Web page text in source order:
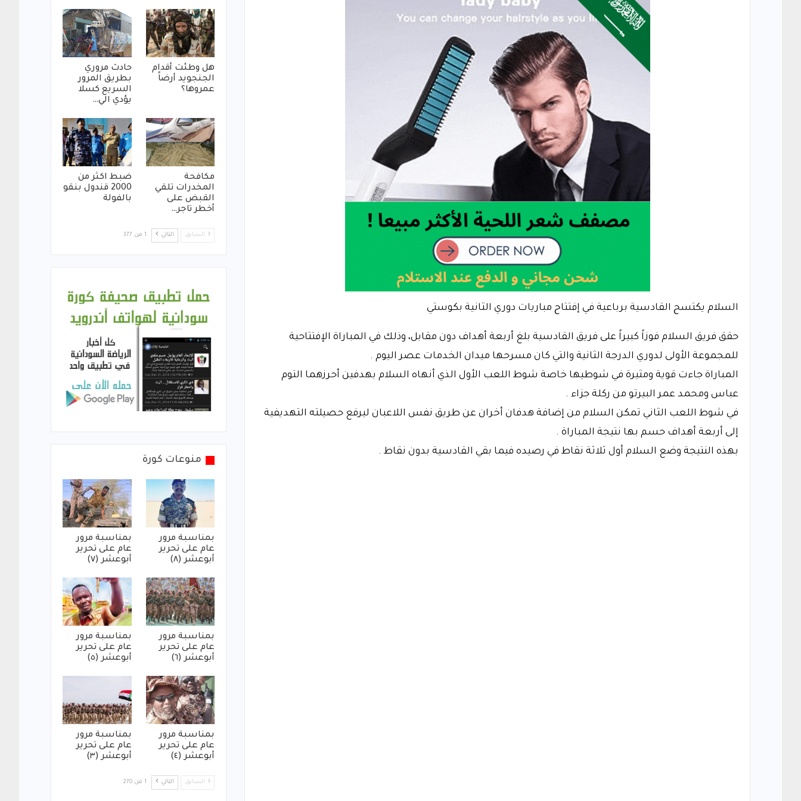
السلام يكتسح القادسية برباعية في إفتتاح مباريات دوري الثانية بكوستي
حقق فريق السلام فوزاً كبيراً على فريق القادسية بلغ أربعة أهداف دون مقابل، وذلك في المباراة الإفتتاحية
للمجموعة الأولى لدوري الدرجة الثانية والتي كان مسرحها ميدان الخدمات عصر اليوم .
المباراة جاءت قوية ومثيرة في شوطيها خاصة شوط اللعب الأول الذي أنهاه السلام بهدفين أحرزهما التوم
عباس ومحمد عمر البيرتو من ركلة جزاء .
في شوط اللعب الثاني تمكن السلام من إضافة هدفان أخران عن طريق نفس اللاعبان ليرفع حصيلته التهديفية
إلى أربعة أهداف حسم بها نتيجة المباراة .
بهذه النتيجة وضع السلام أول ثلاثة نقاط في رصيده فيما بقي القادسية بدون نقاط .
هل وطئت أقدام
الجنجويد أرضاً
عمروها؟
حادث مروري
بطريق المرور
السريع كسلا
يؤدي الي…
مكافحة
المخدرات تلقي
القبض على
أخطر تاجر…
ضبط اكثر من
2000 قندول بنقو
بالفولة
السابق التالي 1 من 377
منوعات كورة
بمناسبة مرور
عام على تحرير
أبوعشر (٨)
بمناسبة مرور
عام على تحرير
أبوعشر (٧)
بمناسبة مرور
عام على تحرير
أبوعشر (٦)
بمناسبة مرور
عام على تحرير
أبوعشر (٥)
بمناسبة مرور
عام على تحرير
أبوعشر (٤)
بمناسبة مرور
عام على تحرير
أبوعشر (٣)
السابق التالي 1 من 270